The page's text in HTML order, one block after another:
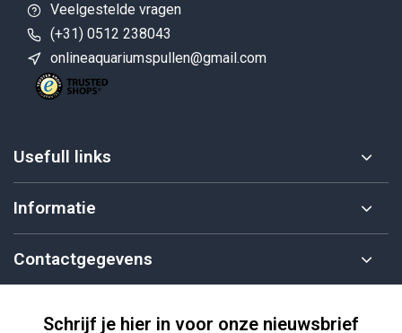
Veelgestelde vragen
(+31) 0512 238043
onlineaquariumspullen@gmail.com
Usefull links
Informatie
Contactgegevens
Schrijf je hier in voor onze nieuwsbrief